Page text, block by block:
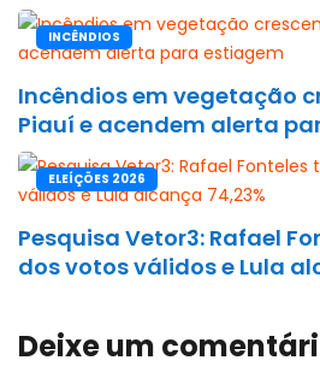
INCÊNDIOS
Incêndios em vegetação
Piauí e acendem alerta
ELEÍÇÕES 2026
Pesquisa Vetor3: Rafael
dos votos válidos e Lula
Deixe um